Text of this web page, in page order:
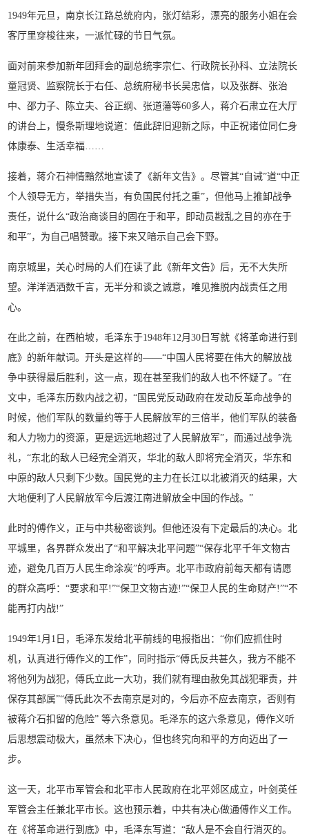
1949年元旦，南京长江路总统府内，张灯结彩，漂亮的服务小姐在会
客厅里穿梭往来，一派忙碌的节日气氛。
面对前来参加新年团拜会的副总统李宗仁、行政院长孙科、立法院长
童冠贤、监察院长于右任、总统府秘书长吴忠信，以及张群、张治
中、邵力子、陈立夫、谷正纲、张道藩等60多人，蒋介石肃立在大厅
的讲台上，慢条斯理地说道：值此辞旧迎新之际，中正祝诸位同仁身
体康泰、生活幸福……
接着，蒋介石神情黯然地宣读了《新年文告》。尽管其“自诫”道“中正
个人领导无方，举措失当，有负国民付托之重”，但他马上推卸战争
责任，说什么“政治商谈目的固在于和平，即动员戡乱之目的亦在于
和平”，为自己唱赞歌。接下来又暗示自己会下野。
南京城里，关心时局的人们在读了此《新年文告》后，无不大失所
望。洋洋洒洒数千言，无半分和谈之诚意，唯见推脱内战责任之用
心。
在此之前，在西柏坡，毛泽东于1948年12月30日写就《将革命进行到
底》的新年献词。开头是这样的——“中国人民将要在伟大的解放战
争中获得最后胜利，这一点，现在甚至我们的敌人也不怀疑了。”在
文中，毛泽东历数内战之初，“国民党反动政府在发动反革命战争的
时候，他们军队的数量约等于人民解放军的三倍半，他们军队的装备
和人力物力的资源，更是远远地超过了人民解放军”，而通过战争洗
礼，“东北的敌人已经完全消灭，华北的敌人即将完全消灭，华东和
中原的敌人只剩下少数。国民党的主力在长江以北被消灭的结果，大
大地便利了人民解放军今后渡江南进解放全中国的作战。”
此时的傅作义，正与中共秘密谈判。但他还没有下定最后的决心。北
平城里，各界群众发出了“和平解决北平问题”“保存北平千年文物古
迹，避免几百万人民生命涂炭”的呼声。北平市政府前每天都有请愿
的群众高呼：“要求和平!”“保卫文物古迹!”“保卫人民的生命财产!”“不
能再打内战!”
1949年1月1日，毛泽东发给北平前线的电报指出：“你们应抓住时
机，认真进行傅作义的工作”，同时指示“傅氏反共甚久，我方不能不
将他列为战犯，傅氏立此一大功，我们就有理由赦免其战犯罪责，并
保存其部属”“傅氏此次不去南京是对的，今后亦不应去南京，否则有
被蒋介石扣留的危险” 等六条意见。毛泽东的这六条意见，傅作义听
后思想震动极大，虽然未下决心，但也终究向和平的方向迈出了一
步。
这一天，北平市军管会和北平市人民政府在北平郊区成立，叶剑英任
军管会主任兼北平市长。这也预示着，中共有决心做通傅作义工作。
在《将革命进行到底》中，毛泽东写道：“敌人是不会自行消灭的。